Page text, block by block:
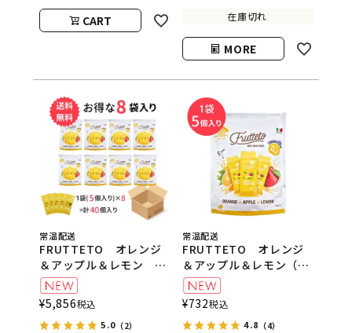
CART 在庫切れ
MORE
常温配送
FRUTTETO オレンジ
＆アップル＆レモン 8
袋セット
FRUTTETO（フルッテ
ート）
¥5,856税込
5.0 （2）
常温配送
FRUTTETO オレンジ
＆アップル＆レモン（5
個入り）
FRUTTETO（フルッテ
ート）
¥732税込
4.8 （4）